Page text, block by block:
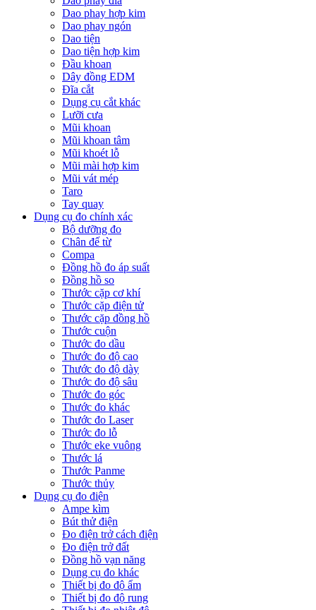
Dao phay hợp kim
Dao phay ngón
Dao tiện
Dao tiện hợp kim
Đầu khoan
Dây đồng EDM
Đĩa cắt
Dụng cụ cắt khác
Lưỡi cưa
Mũi khoan
Mũi khoan tâm
Mũi khoét lỗ
Mũi mài hợp kim
Mũi vát mép
Taro
Tay quay
Dụng cụ đo chính xác
Bộ dưỡng đo
Chân đế từ
Compa
Đồng hồ đo áp suất
Đồng hồ so
Thước cặp cơ khí
Thước cặp điện tử
Thước cặp đồng hồ
Thước cuộn
Thước đo dầu
Thước đo độ cao
Thước đo độ dày
Thước đo độ sâu
Thước đo góc
Thước đo khác
Thước đo Laser
Thước đo lỗ
Thước eke vuông
Thước lá
Thước Panme
Thước thủy
Dụng cụ đo điện
Ampe kìm
Bút thử điện
Đo điện trở cách điện
Đo điện trở đất
Đồng hồ vạn năng
Dụng cụ đo khác
Thiết bị đo độ ẩm
Thiết bị đo độ rung